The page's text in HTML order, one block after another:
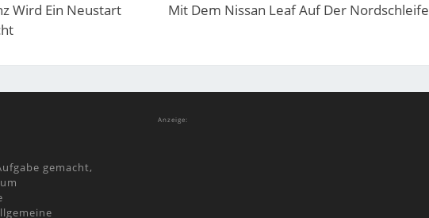
Wird Ein Neustart
Mit Dem Nissan Leaf Auf Der Nordschleife
gemacht,
Anzeige: